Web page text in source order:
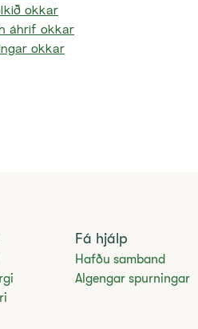
okkar
áhrif okkar
okkar
Fá hjálp
Hafðu samband
Algengar spurningar